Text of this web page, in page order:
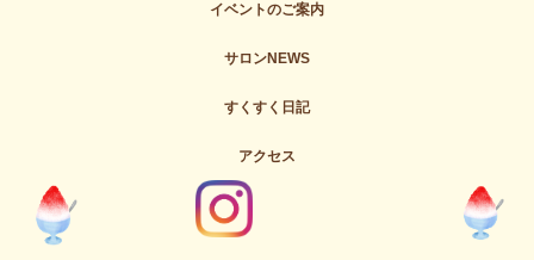
イベントのご案内
サロンNEWS
すくすく日記
アクセス